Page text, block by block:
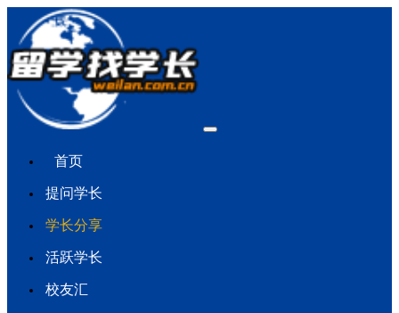
首页
提问学长
学长分享
活跃学长
校友汇